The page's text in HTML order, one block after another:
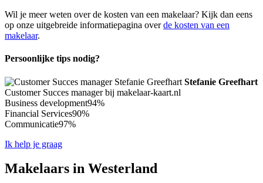
Wil je meer weten over de kosten van een makelaar? Kijk dan eens
op onze uitgebreide informatiepagina overde kosten van een
makelaar.
Persoonlijke tips nodig?
Stefanie Greefhart
Customer Succes manager bij makelaar-kaart.nl
Business development94%
Financial Services90%
Communicatie97%
Ik help je graag
Makelaars in Westerland